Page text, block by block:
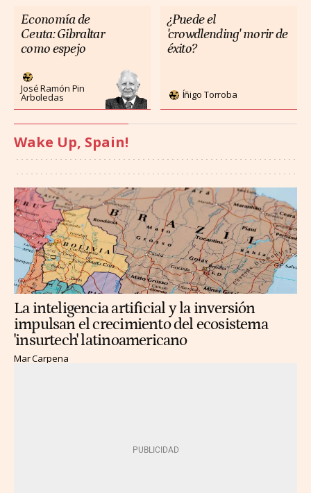
Economía de
Ceuta: Gibraltar
como espejo
José Ramón Pin
Arboledas
¿Puede el
'crowdlending' morir de
éxito?
Íñigo Torroba
Wake Up, Spain!
La inteligencia artificial y la inversión
impulsan el crecimiento del ecosistema
'insurtech' latinoamericano
Mar Carpena